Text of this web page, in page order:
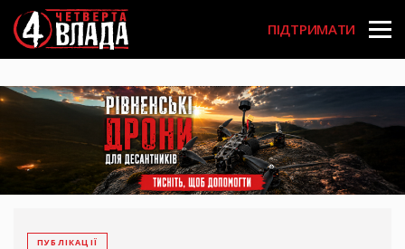
Перейти
до
основного
вмісту
User
account
menu
ПІДТРИМАТИ
ПУБЛІКАЦІЇ